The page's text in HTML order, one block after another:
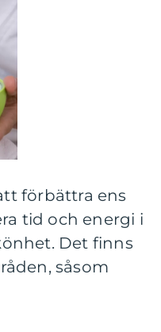
förbättra ens
tid och energi i
Det finns
såsom